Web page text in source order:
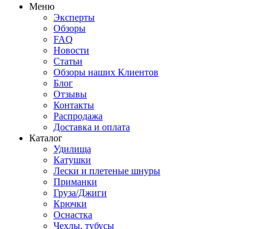
Меню
Эксперты
Обзоры
FAQ
Новости
Статьи
Обзоры наших Клиентов
Блог
Отзывы
Контакты
Распродажа
Доставка и оплата
Каталог
Удилища
Катушки
Лески и плетеные шнуры
Приманки
Груза/Джиги
Крючки
Оснастка
Чехлы, тубусы